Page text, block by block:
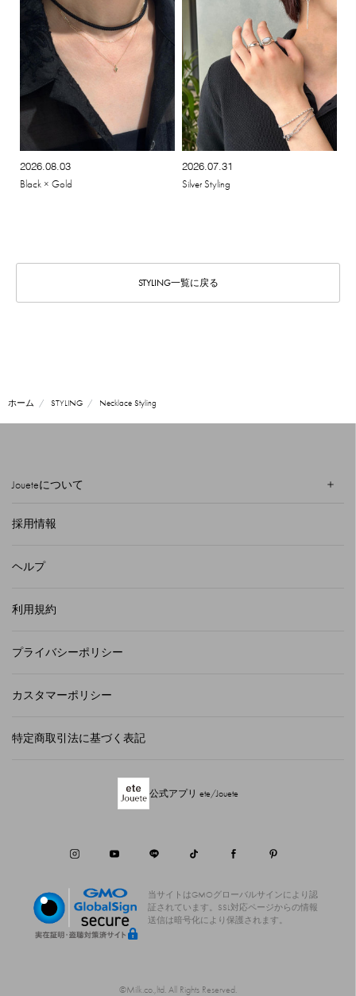
2026.08.03
Black × Gold
2026.07.31
Silver Styling
STYLING一覧に戻る
ホーム STYLING Necklace Styling
Joueteについて
採用情報
ヘルプ
利用規約
プライバシーポリシー
カスタマーポリシー
特定商取引法に基づく表記
公式アプリ ete/Jouete
当サイトはGMOグローバルサインにより認
証されています。
SSL対応ページからの情報
送信は暗号化により保護されます。
©Milk.co.,ltd. All Rights Reserved.